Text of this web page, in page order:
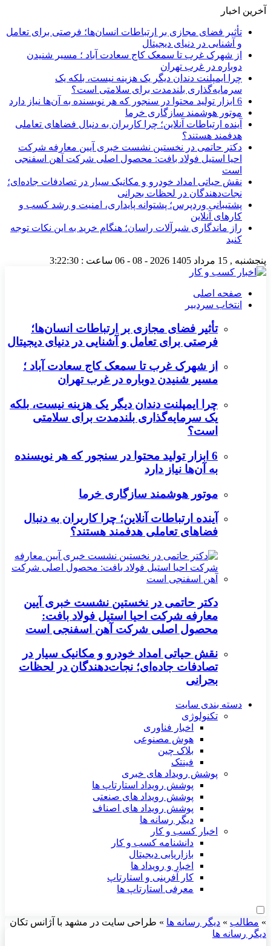
آخرین اخبار
تأثیر فضای مجازی بر ارتباطات انسان‌ها؛ فرصتی برای تعامل
و آشنایی در دنیای دیجیتال
از شهرک غرب تا سمعک کاج سعادت آباد ؛ مسیر شنیدن
دوباره در غرب تهران
چرا ایمپلنت دندان دیگر یک هزینه نیست، بلکه یک
سرمایه‌گذاری بلندمدت برای سلامتی است؟
6 ابزار تولید محتوا در سنجور که هر نویسنده به آن‌ها نیاز دارد
موتور هوشمند سازگاری خرما
آینده ارتباطات آنلاین؛ چرا کاربران به دنبال فضاهای تعاملی
هدفمند هستند؟
دکتر حاتمی در نخستین نشست خبری آیین معارفه شرکت
احیا استیل فولاد بافت: محصول اصلی شرکت آهن اسفنجی
است
نقش حیاتی امداد خودرو و مکانیک سیار در تصادفات جاده‌ای؛
نجات‌دهندگان در لحظات بحرانی
پشتیبانی وردپرس؛ پشتوانه پایداری، امنیت و رشد کسب‌ و
کارهای آنلاین
راز ماندگاری شیرآلات راسان؛ هنگام خرید به این نکات توجه
کنید
پنجشنبه , 15 مرداد 1405 2026 - 08 - 06 ساعت : 3:22:31
صفحه اصلی
انتخاب سردبیر
تأثیر فضای مجازی بر ارتباطات انسان‌ها؛
فرصتی برای تعامل و آشنایی در دنیای دیجیتال
از شهرک غرب تا سمعک کاج سعادت آباد ؛
مسیر شنیدن دوباره در غرب تهران
چرا ایمپلنت دندان دیگر یک هزینه نیست، بلکه
یک سرمایه‌گذاری بلندمدت برای سلامتی
است؟
6 ابزار تولید محتوا در سنجور که هر نویسنده
به آن‌ها نیاز دارد
موتور هوشمند سازگاری خرما
آینده ارتباطات آنلاین؛ چرا کاربران به دنبال
فضاهای تعاملی هدفمند هستند؟
دکتر حاتمی در نخستین نشست خبری آیین
معارفه شرکت احیا استیل فولاد بافت:
محصول اصلی شرکت آهن اسفنجی است
نقش حیاتی امداد خودرو و مکانیک سیار در
تصادفات جاده‌ای؛ نجات‌دهندگان در لحظات
بحرانی
دسته بندی سایت
تکنولوژی
اخبار فناوری
هوش مصنوعی
بلاک چین
فینتک
پوشش رویداد های خبری
پوشش رویداد استارتاپ ها
پوشش رویداد های صنعتی
پوشش رویداد های اصناف
دیگر رسانه ها
اخبار کسب و کار
دانشنامه کسب و کار
بازاریابی دیجیتال
اخبار و رویداد ها
کار آفرینی و استارتاپ
معرفی استارتاپ ها
» مطالب » دیگر رسانه ها » طراحی سایت در مشهد با آژانس تکان
دیگر رسانه ها